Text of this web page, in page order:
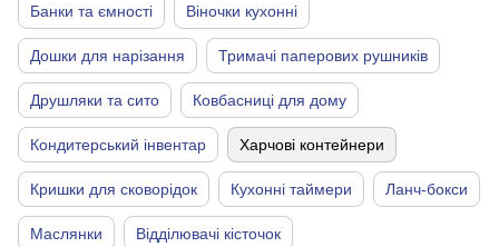
Банки та ємності Віночки кухонні
Дошки для нарізання Тримачі паперових рушників
Друшляки та сито Ковбасниці для дому
Кондитерський інвентар Харчові контейнери
Кришки для сковорідок Кухонні таймери Ланч-бокси
Маслянки Відділювачі кісточок